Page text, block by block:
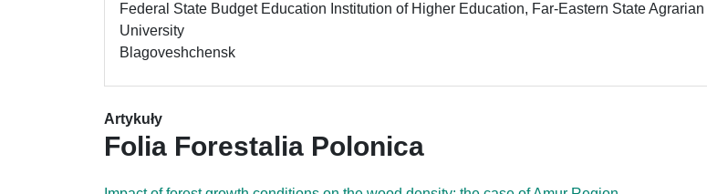
Federal State Budget Education Institution of Higher Education, Far-Eastern State Agrarian
University
Blagoveshchensk
Artykuły
Folia Forestalia Polonica